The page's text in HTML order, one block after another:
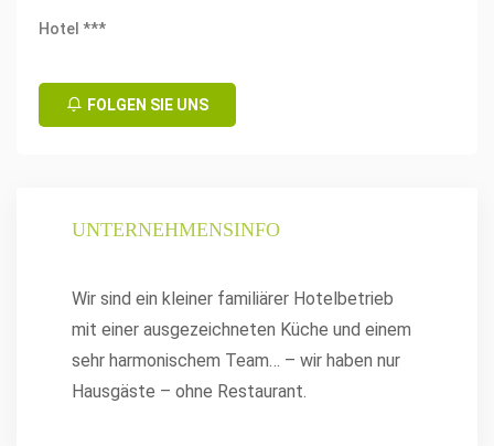
Hotel ***
FOLGEN SIE UNS
UNTERNEHMENSINFO
Wir sind ein kleiner familiärer Hotelbetrieb
mit einer ausgezeichneten Küche und einem
sehr harmonischem Team… – wir haben nur
Hausgäste – ohne Restaurant.